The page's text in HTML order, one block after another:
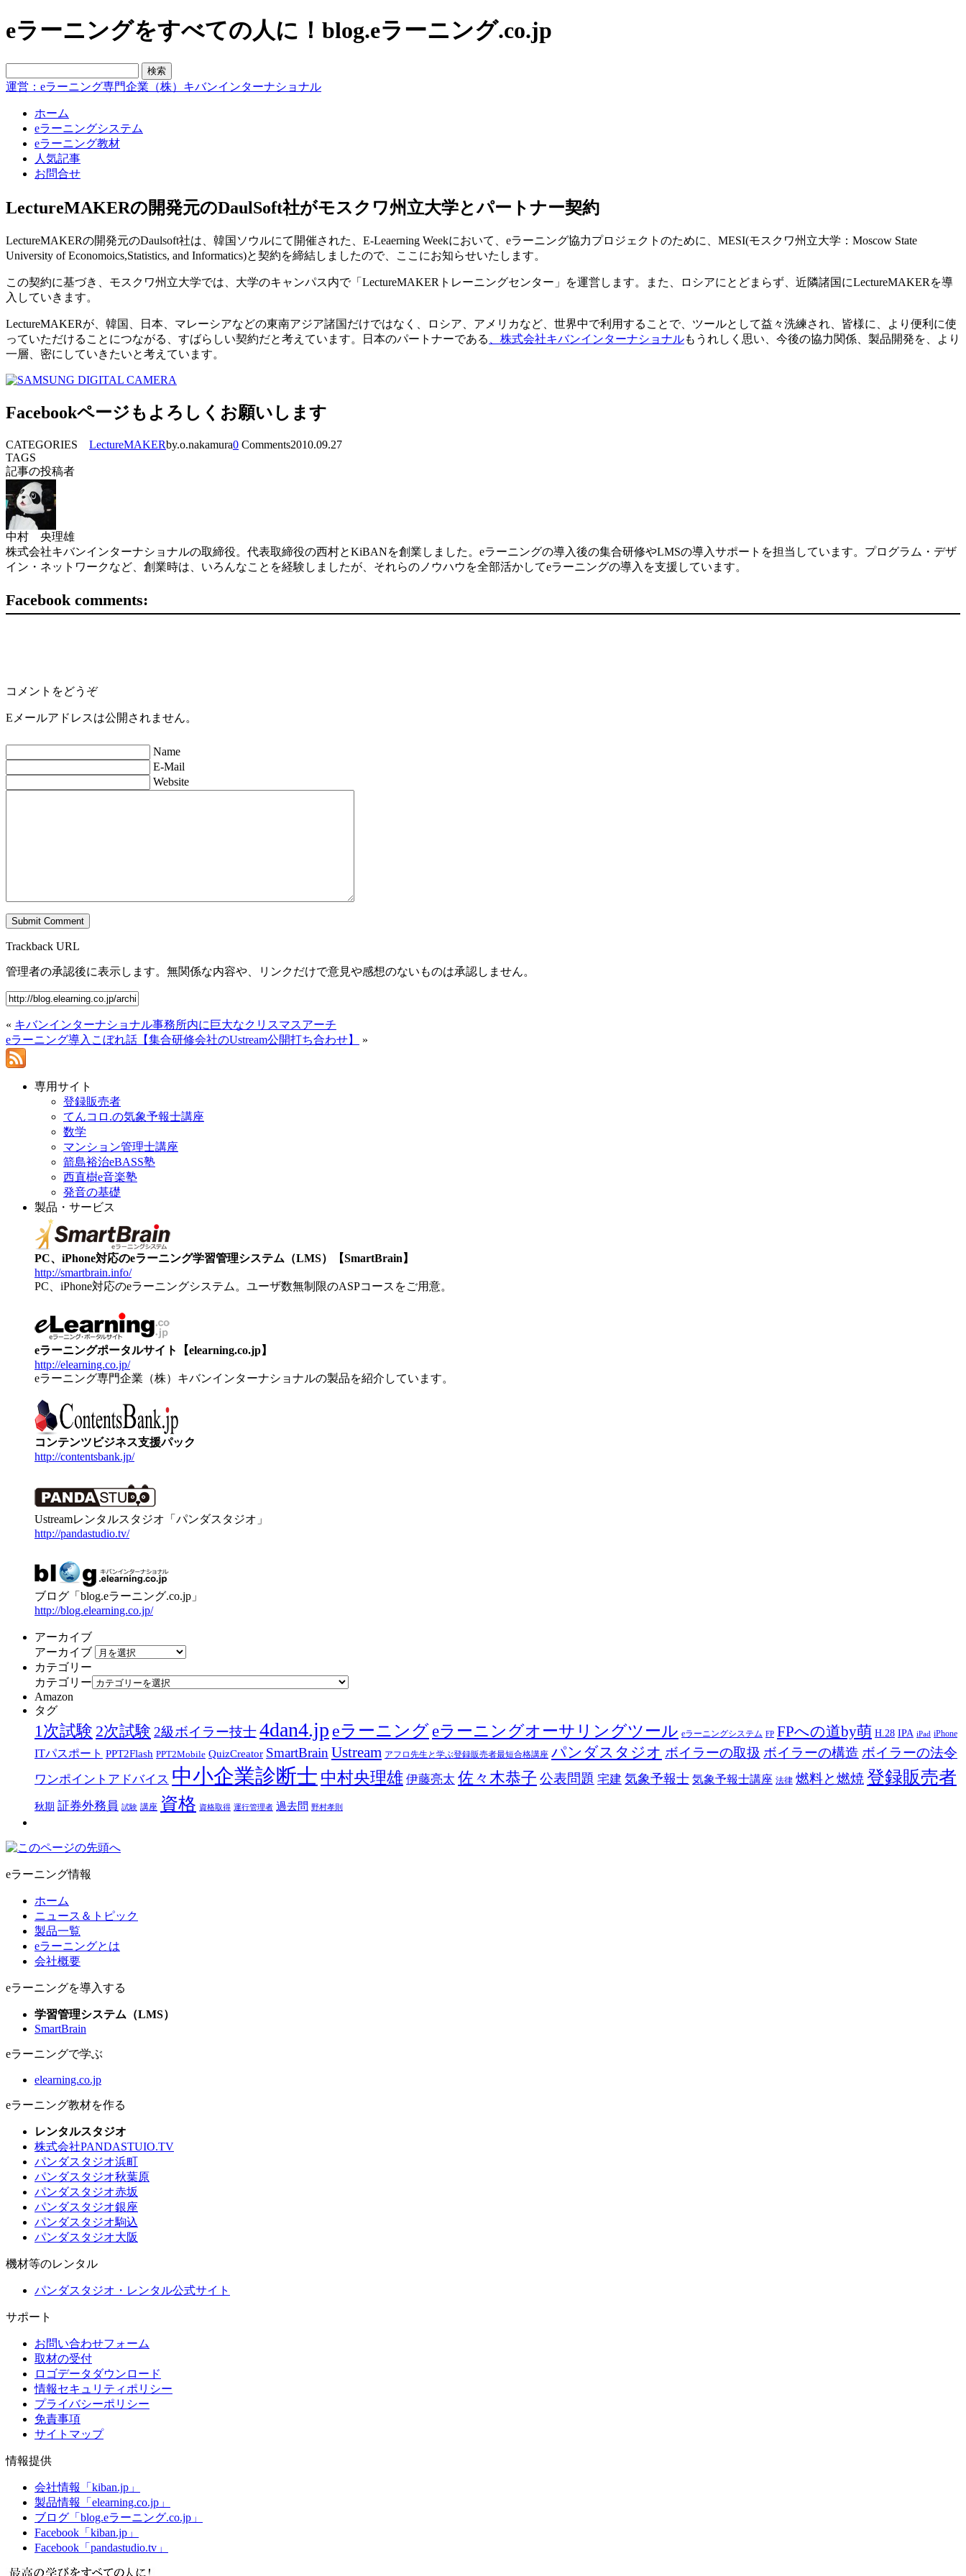
eラーニングをすべての人に！blog.eラーニング.co.jp
運営：eラーニング専門企業（株）キバンインターナショナル
ホーム
eラーニングシステム
eラーニング教材
人気記事
お問合せ
LectureMAKERの開発元のDaulSoft社がモスクワ州立大学とパートナー契約
LectureMAKERの開発元のDaulsoft社は、韓国ソウルにて開催された、E-Leaerning Weekにおいて、eラーニング協力プロジェクトのために、MESI(モスクワ州立大学：Moscow State
University of Economoics,Statistics, and Informatics)と契約を締結しましたので、ここにお知らせいたします。
この契約に基づき、モスクワ州立大学では、大学のキャンパス内で「LectureMAKERトレーニングセンター」を運営します。また、ロシアにとどまらず、近隣諸国にLectureMAKERを導
入していきます。
LectureMAKERが、韓国、日本、マレーシアなどの東南アジア諸国だけではなく、ロシア、アメリカなど、世界中で利用することで、ツールとして益々洗練され、皆様に、より便利に使
っていただけることにつながる、すばらしい契約だと考えています。日本のパートナーである
、株式会社キバンインターナショナルもうれしく思い、今後の協力関係、製品開発を、より
一層、密にしていきたいと考えています。
Facebookページもよろしくお願いします
CATEGORIES LectureMAKERby.o.nakamura0 Comments2010.09.27
TAGS
記事の投稿者
中村 央理雄
株式会社キバンインターナショナルの取締役。代表取締役の西村とKiBANを創業しました。eラーニングの導入後の集合研修やLMSの導入サポートを担当しています。プログラム・デザ
イン・ネットワークなど、創業時は、いろんなことを経験しましたが、それらのノウハウを全部活かしてeラーニングの導入を支援しています。
Facebook comments:
コメントをどうぞ
Eメールアドレスは公開されません。
Name
E-Mail
Website
Trackback URL
管理者の承認後に表示します。無関係な内容や、リンクだけで意見や感想のないものは承認しません。
« キバンインターナショナル事務所内に巨大なクリスマスアーチ
eラーニング導入こぼれ話【集合研修会社のUstream公開打ち合わせ】
»
専用サイト
登録販売者
てんコロ.の気象予報士講座
数学
マンション管理士講座
箭島裕治eBASS塾
西直樹e音楽塾
発音の基礎
製品・サービス
PC、iPhone対応のeラーニング学習管理システム（LMS）【SmartBrain】
http://smartbrain.info/
PC、iPhone対応のeラーニングシステム。ユーザ数無制限のASPコースをご用意。
eラーニングポータルサイト【elearning.co.jp】
http://elearning.co.jp/
eラーニング専門企業（株）キバンインターナショナルの製品を紹介しています。
コンテンツビジネス支援パック
http://contentsbank.jp/
Ustreamレンタルスタジオ「パンダスタジオ」
http://pandastudio.tv/
ブログ「blog.eラーニング.co.jp」
http://blog.elearning.co.jp/
アーカイブ
アーカイブ
カテゴリー
カテゴリー
Amazon
タグ
1次試験 2次試験 2級ボイラー技士4dan4.jp eラーニング eラーニングオーサリングツール eラーニングシステム FP FPへの道by萌 H.28 IPA iPad iPhone
ITパスポート PPT2Flash PPT2Mobile QuizCreator SmartBrain Ustream アフロ先生と学ぶ登録販売者最短合格講座 パンダスタジオ ボイラーの取扱 ボイラーの構造 ボイラーの法令
ワンポイントアドバイス 中小企業診断士 中村央理雄 伊藤亮太 佐々木恭子 公表問題 宅建 気象予報士 気象予報士講座 法律 燃料と燃焼 登録販売者
秋期 証券外務員 試験 講座 資格 資格取得 運行管理者 過去問 野村孝則
eラーニング情報
ホーム
ニュース＆トピック
製品一覧
eラーニングとは
会社概要
eラーニングを導入する
学習管理システム（LMS）
SmartBrain
eラーニングで学ぶ
elearning.co.jp
eラーニング教材を作る
レンタルスタジオ
株式会社PANDASTUIO.TV
パンダスタジオ浜町
パンダスタジオ秋葉原
パンダスタジオ赤坂
パンダスタジオ銀座
パンダスタジオ駒込
パンダスタジオ大阪
機材等のレンタル
パンダスタジオ・レンタル公式サイト
サポート
お問い合わせフォーム
取材の受付
ロゴデータダウンロード
情報セキュリティポリシー
プライバシーポリシー
免責事項
サイトマップ
情報提供
会社情報「kiban.jp」
製品情報「elearning.co.jp」
ブログ「blog.eラーニング.co.jp」
Facebook「kiban.jp」
Facebook「pandastudio.tv」